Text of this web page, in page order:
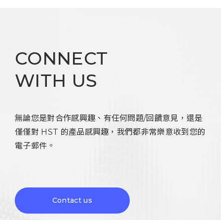
CONNECT
WITH US
無論您是對合作感興趣、有任何問題/回饋意見，還是
僅僅對 HST 的產品感興趣，我們都非常樂意收到您的
電子郵件。
Contact us